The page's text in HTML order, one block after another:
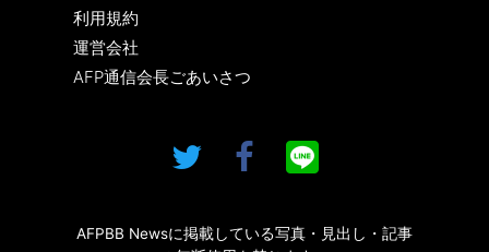
利用規約
運営会社
AFP通信会長ごあいさつ
AFPBB Newsに掲載している写真・見出し・記事